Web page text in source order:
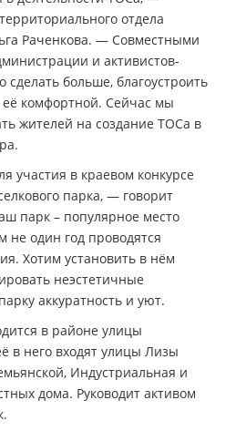
отдела
Раченкова. — Совместными
и активистов-
больше, благоустроить
комфортной. Сейчас мы
жителей на создание ТОСа в
участия в краевом конкурсе
парка, — говорит
парк – популярное место
не один год проводятся
Хотим установить в нём
неэстетичные
аккуратность и уют.
в районе улицы
в него входят улицы Лизы
Индустриальная и
дома. Руководит активом